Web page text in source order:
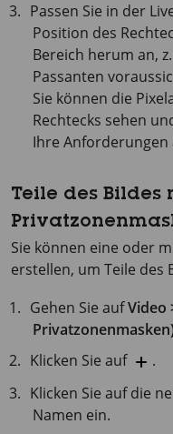
Passen Sie in der
Position des
Bereich herum an,
Passanten
Sie können die
Rechtecks sehen
Ihre Anforderungen
Teile des Bildes
Sie können eine oder
erstellen, um Teile des
Gehen Sie aufVideo
Klicken Sie auf
.
Klicken Sie auf die
Namen ein.